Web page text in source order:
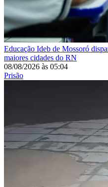
Educação Ideb de Mossoró
maiores cidades do RN
08/08/2026 às 05:04
Prisão